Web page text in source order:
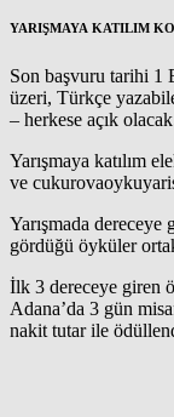
YARIŞMAYA KATILIM
Son başvuru tarihi 1
üzeri, Türkçe
– herkese açık
Yarışmaya katılım
ve
Yarışmada
gördüğü öyküler
İlk 3 dereceye giren
Adana’da 3 gün
nakit tutar ile